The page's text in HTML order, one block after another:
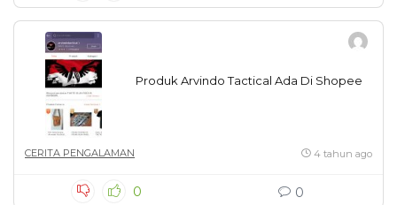
Produk Arvindo Tactical Ada Di Shopee
CERITA PENGALAMAN 4 tahun ago
0 0